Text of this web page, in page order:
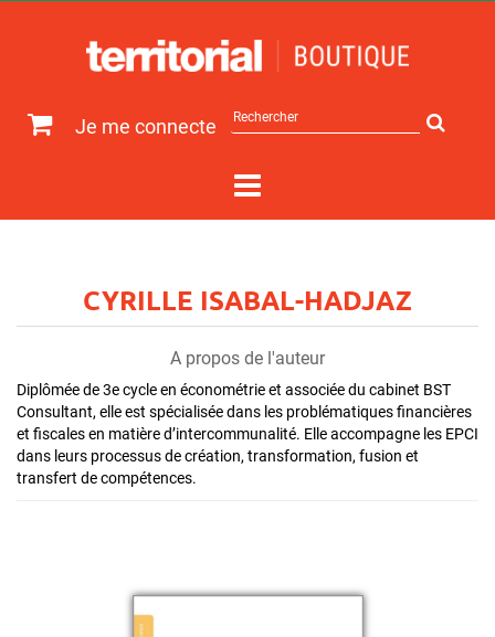
Je me connecte
sur
CYRILLE ISABAL-HADJAZ
A propos de l'auteur
Diplômée de 3e cycle en économétrie et associée du cabinet BST
Consultant, elle est spécialisée dans les problématiques financières
et fiscales en matière d’intercommunalité. Elle accompagne les EPCI
dans leurs processus de création, transformation, fusion et
transfert de compétences.